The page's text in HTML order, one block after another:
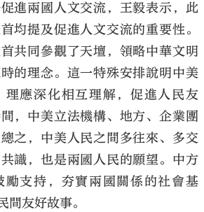
進兩國人文交流，王毅表示，此
均提及促進人文交流的重要性。
共同參觀了天壇，領略中華文明
的理念。這一特殊安排說明中美
理應深化相互理解，促進人民友
，中美立法機構、地方、企業團
之，中美人民之間多往來、多交
識，也是兩國人民的願望。中方
勵支持，夯實兩國關係的社會基
間友好故事。